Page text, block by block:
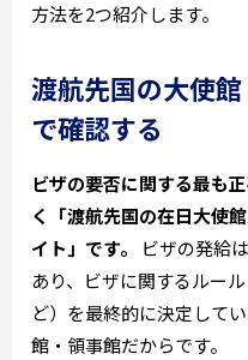
方法を2つ紹介します。
渡航先国の大使
で確認する
ビザの要否に関する最も
く「渡航先国の在日大使
イト」です。
ビザの発給
あり、ビザに関するルー
ど）を最終的に決定して
館・領事館だからです。